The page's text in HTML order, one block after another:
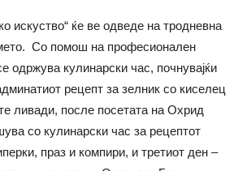
искуство“ ќе ве одведе на тродневна
Со помош на професионален
одржува кулинарски час, почнувајќи
рецепт за зелник со киселец
ливади, после посетата на Охрид
со кулинарски час за рецептот
праз и компири, и третиот ден –